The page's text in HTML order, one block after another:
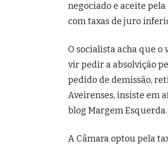
negociado e aceite
com taxas de juro
O socialista acha que o
vir pedir a absolvição
pedido de demissão,
Aveirenses, insiste em
blog Margem Esquerda.
A Câmara optou pela